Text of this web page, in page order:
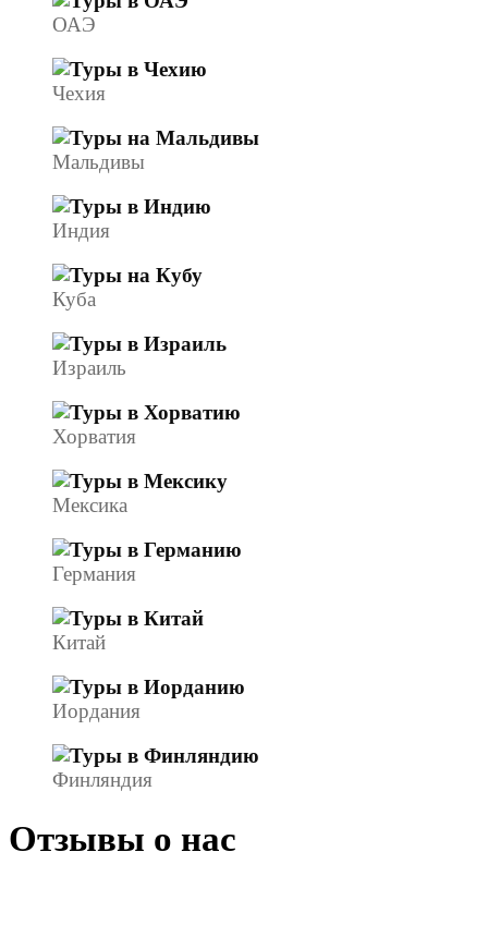
ОАЭ
Чехия
Мальдивы
Индия
Куба
Израиль
Хорватия
Мексика
Германия
Китай
Иордания
Финляндия
Отзывы о нас